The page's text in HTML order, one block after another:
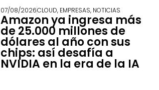
07/08/2026CLOUD, EMPRESAS, NOTICIAS
Amazon ya ingresa más
de 25.000 millones de
dólares al año con sus
chips: así desafía a
NVIDIA en la era de la IA